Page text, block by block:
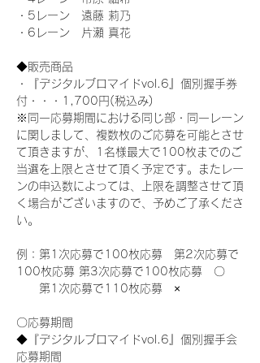
・5レーン　遠藤 莉乃
・6レーン　片瀬 真花
◆販売商品
・『デジタルブロマイドvol.6』個別握手券
付・・・1,700円(税込み)
※同一応募期間における同じ部・同一レーン
に関しまして、複数枚のご応募を可能とさせ
て頂きますが、1名様最大で100枚までのご
当選を上限とさせて頂く予定です。またレー
ンの申込数によっては、上限を調整させて頂
く場合がございますので、予めご了承くださ
い。
例：第1次応募で100枚応募　第2次応募で
100枚応募 第3次応募で100枚応募　〇
第1次応募で110枚応募　×
〇応募期間
◆『デジタルブロマイドvol.6』個別握手会
応募期間